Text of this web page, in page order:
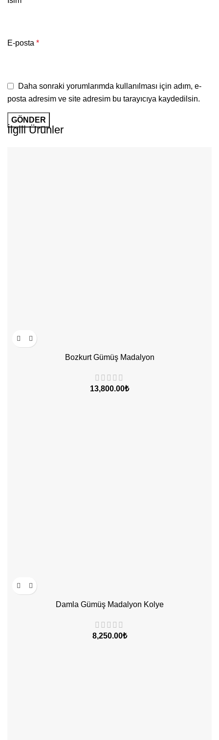
E-posta *
Daha sonraki yorumlarımda kullanılması için adım, e-
posta adresim ve site adresim bu tarayıcıya kaydedilsin.
İlgili Ürünler
Bozkurt Gümüş Madalyon
13,800.00₺
Damla Gümüş Madalyon Kolye
8,250.00₺